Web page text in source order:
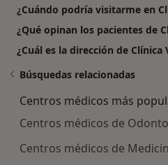
¿Cuándo podría visitarme en
¿Qué opinan los pacientes de
¿Cuál es la dirección de Clínica
Búsquedas relacionadas
Centros médicos más
Centros médicos de
Centros médicos de